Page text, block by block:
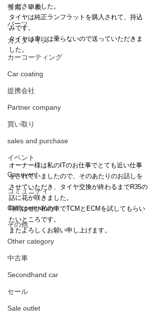
整備、車検
パーツ
カスタマイズ
カーコーティング
Car coating
提携会社
Partner company
買い取り
sales and purchase
イベント
Car event
コミュニティ
Car community
その他
Other category
中古車
Secondhand car
セール
Sale outlet
くださいました。
タイヤは純正ランフラットを購入されて、持込
みです。
タイヤは車には乗らないので送っていただきま
した。
オーナー様は私のITのお仕事でとても近い仕事
をされていましたので、そのあたりのお話しを
させていただき、タイヤ交換が終わるまでR35の
話に花が咲きました。
時間はぜひ私の車でTCMとECMを試してもらい
たいところです。
またよろしくお願い申し上げます。